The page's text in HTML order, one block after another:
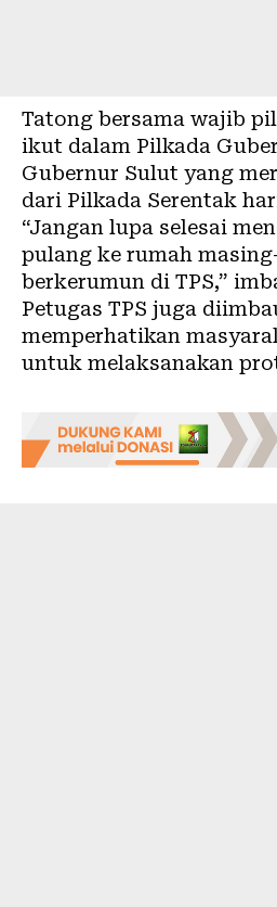
Tatong bersama wajib
ikut dalam Pilkada
Gubernur Sulut yang
dari Pilkada Serentak
“Jangan lupa selesai
pulang ke rumah
berkerumun di TPS,”
Petugas TPS juga
memperhatikan
untuk melaksanakan